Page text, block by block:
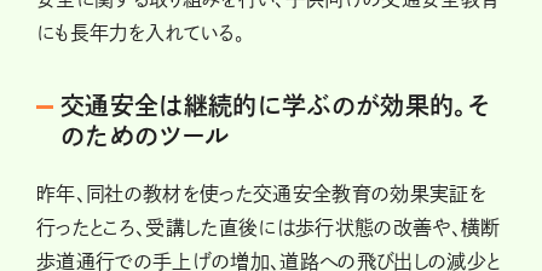
にも長年力を入れている。
交通安全は継続的に学ぶのが効果的。そ
のためのツール
昨年、同社の教材を使った交通安全教育の効果実証を
行ったところ、受講した直後には歩行状態の改善や、横断
歩道通行での手上げの増加、道路への飛び出しの減少と